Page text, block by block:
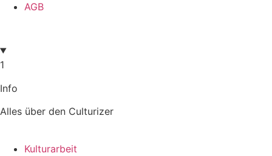
AGB
1
Info
Alles über den Culturizer
Kulturarbeit